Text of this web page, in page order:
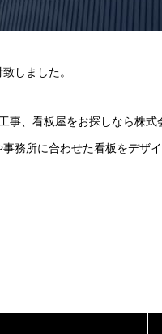
しました。
事、看板屋をお探しなら株
務所に合わせた看板をデザ